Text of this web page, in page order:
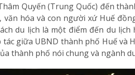
Quyến (Trung Quốc) đến
hóa và con người xứ Huế
du lịch là một điểm đến du
giữa UBND thành phố Huế và
thành phố nói chung và ngành